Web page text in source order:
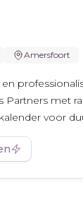
Amersfoort
Partners met
voor